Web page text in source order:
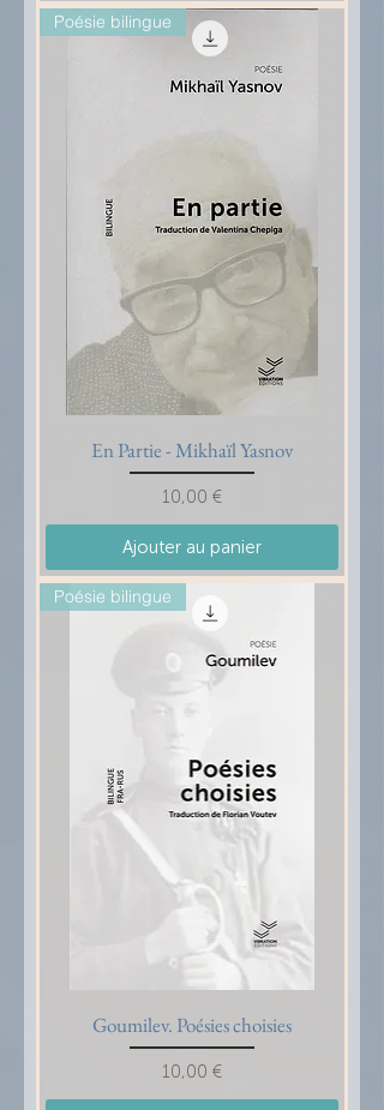
Poésie bilingue
En Partie - Mikhaïl Yasnov
Prix
10,00 €
Ajouter au panier
Poésie bilingue
Goumilev. Poésies choisies
Prix
10,00 €